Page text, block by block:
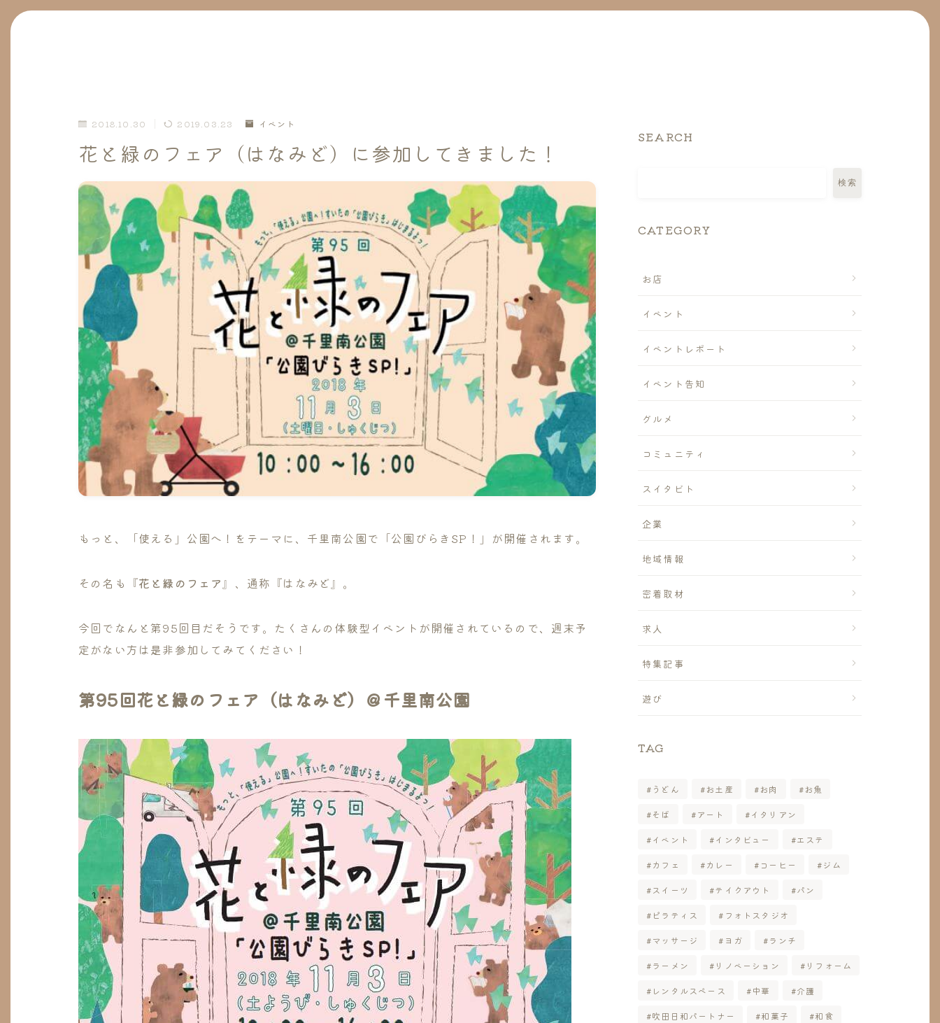
2018.10.30 2019.03.23 イベント
花と緑のフェア（はなみど）に参加してきました！
もっと、「使える」公園へ！をテーマに、千里南公園で「公園びらきSP！」が開催されます。
その名も『花と緑のフェア』、通称『はなみど』。
今回でなんと第95回目だそうです。たくさんの体験型イベントが開催されているので、週末予
定がない方は是非参加してみてください！
第95回花と緑のフェア（はなみど）＠千里南公園
SEARCH
検索
CATEGORY
お店
イベント
イベントレポート
イベント告知
グルメ
コミュニティ
スイタビト
企業
地域情報
密着取材
求人
特集記事
遊び
TAG
うどん お土産 お肉 お魚
そば アート イタリアン
イベント インタビュー エステ
カフェ カレー コーヒー ジム
スイーツ テイクアウト パン
ピラティス フォトスタジオ
マッサージ ヨガ ランチ
ラーメン リノベーション リフォーム
レンタルスペース 中華 介護
吹田日和パートナー 和菓子 和食